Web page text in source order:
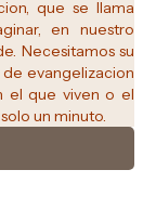
que se llama
en nuestro
Necesitamos su
evangelizacion
el que viven o el
un minuto.